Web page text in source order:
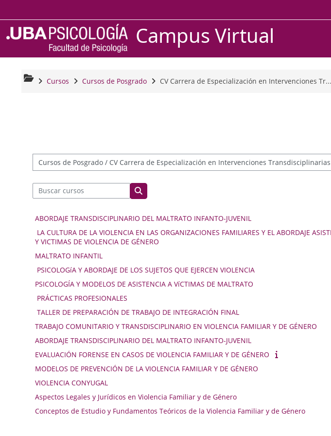
Campus Virtual
Cursos Cursos de Posgrado CV Carrera de Especialización en Intervenciones Tr...
Categorías
Buscar cursos
Buscar cursos
ABORDAJE TRANSDISCIPLINARIO DEL MALTRATO INFANTO-JUVENIL
LA CULTURA DE LA VIOLENCIA EN LAS ORGANIZACIONES FAMILIARES Y EL ABORDAJE
Y VICTIMAS DE VIOLENCIA DE GÉNERO
MALTRATO INFANTIL
PSICOLOGíA Y ABORDAJE DE LOS SUJETOS QUE EJERCEN VIOLENCIA
PSICOLOGÍA Y MODELOS DE ASISTENCIA A VíCTIMAS DE MALTRATO
PRÁCTICAS PROFESIONALES
TALLER DE PREPARACIÓN DE TRABAJO DE INTEGRACIÓN FINAL
TRABAJO COMUNITARIO Y TRANSDISCIPLINARIO EN VIOLENCIA FAMILIAR Y DE GÉNERO
ABORDAJE TRANSDISCIPLINARIO DEL MALTRATO INFANTO-JUVENIL
EVALUACIÓN FORENSE EN CASOS DE VIOLENCIA FAMILIAR Y DE GÉNERO
MODELOS DE PREVENCIÓN DE LA VIOLENCIA FAMILIAR Y DE GÉNERO
VIOLENCIA CONYUGAL
Aspectos Legales y Jurídicos en Violencia Familiar y de Género
Conceptos de Estudio y Fundamentos Teóricos de la Violencia Familiar y de Género